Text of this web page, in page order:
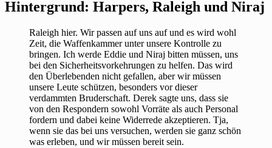
Hintergrund: Harpers, Raleigh und Niraj
Raleigh hier. Wir passen auf uns auf und es wird wohl
Zeit, die Waffenkammer unter unsere Kontrolle zu
bringen. Ich werde Eddie und Niraj bitten müssen, uns
bei den Sicherheitsvorkehrungen zu helfen. Das wird
den Überlebenden nicht gefallen, aber wir müssen
unsere Leute schützen, besonders vor dieser
verdammten Bruderschaft. Derek sagte uns, dass sie
von den Respondern sowohl Vorräte als auch Personal
fordern und dabei keine Widerrede akzeptieren. Tja,
wenn sie das bei uns versuchen, werden sie ganz schön
was erleben, und wir müssen bereit sein.